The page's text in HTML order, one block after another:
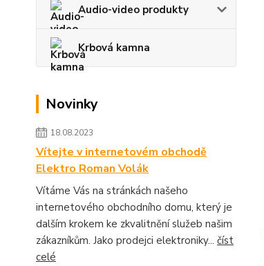
Audio-video produkty
Krbová kamna
Novinky
18.08.2023
Vítejte v internetovém obchodě
Elektro Roman Volák
Vítáme Vás na stránkách našeho
internetového obchodního domu, který je
dalším krokem ke zkvalitnění služeb našim
zákazníkům. Jako prodejci elektroniky... číst
celé